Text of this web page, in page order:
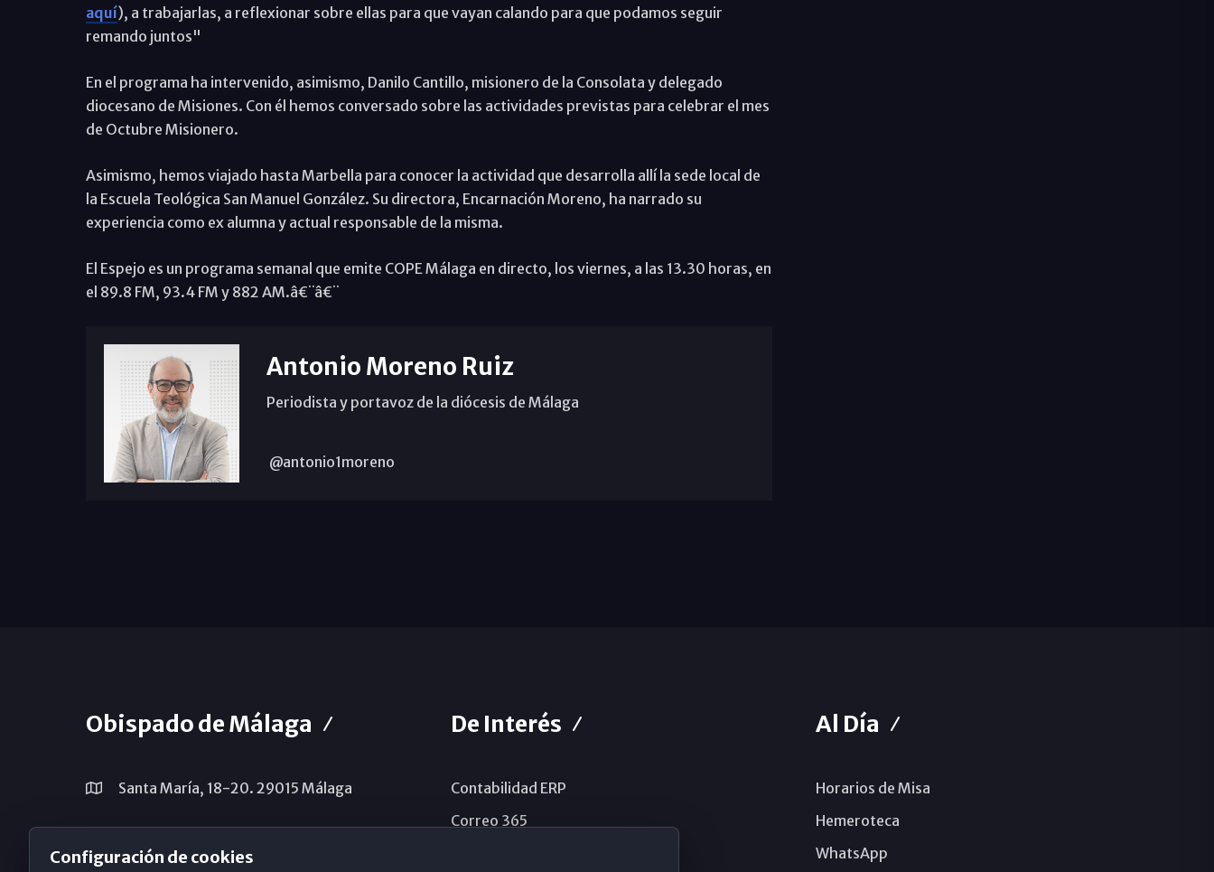
aquí), a trabajarlas, a reflexionar sobre ellas para que vayan calando para que podamos seguir
remando juntos"
En el programa ha intervenido, asimismo, Danilo Cantillo, misionero de la Consolata y delegado
diocesano de Misiones. Con él hemos conversado sobre las actividades previstas para celebrar el mes
de Octubre Misionero.
Asimismo, hemos viajado hasta Marbella para conocer la actividad que desarrolla allí la sede local de
la Escuela Teológica San Manuel González. Su directora, Encarnación Moreno, ha narrado su
experiencia como ex alumna y actual responsable de la misma.
El Espejo es un programa semanal que emite COPE Málaga en directo, los viernes, a las 13.30 horas, en
el 89.8 FM, 93.4 FM y 882 AM.â€¨â€¨
Antonio Moreno Ruiz
Periodista y portavoz de la diócesis de Málaga
@antonio1moreno
Obispado de Málaga
Santa María, 18-20. 29015 Málaga
(+34) 952 224 386
De Interés
Contabilidad ERP
Correo 365
Al Día
Horarios de Misa
Hemeroteca
WhatsApp
Configuración de cookies